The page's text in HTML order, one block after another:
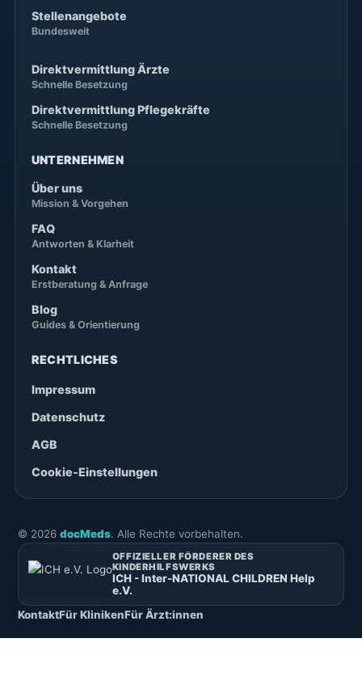
Stellenangebote
Bundesweit
Direktvermittlung Ärzte
Schnelle Besetzung
Direktvermittlung Pflegekräfte
Schnelle Besetzung
UNTERNEHMEN
Über uns
Mission & Vorgehen
FAQ
Antworten & Klarheit
Kontakt
Erstberatung & Anfrage
Blog
Guides & Orientierung
RECHTLICHES
Impressum
Datenschutz
AGB
Cookie-Einstellungen
© 2026 docMeds. Alle Rechte vorbehalten.
OFFIZIELLER FÖRDERER DES
KINDERHILFSWERKS
ICH - Inter-NATIONAL CHILDREN Help
e.V.
KontaktFür KlinikenFür Ärzt:innen